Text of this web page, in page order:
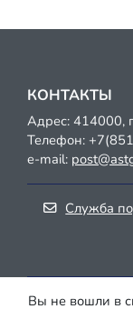
КОНТАКТЫ
Адрес: 414000,
Телефон:
e-mail:
Служба
Вы не вошли в